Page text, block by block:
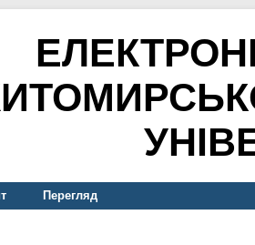
Перегляд